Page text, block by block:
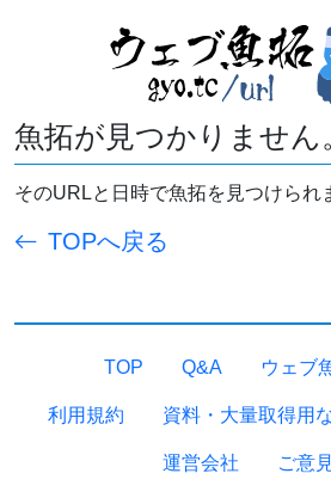
魚拓が見つかりません
そのURLと日時で魚拓を見つけられ
TOPへ戻る
TOP Q&A ウェブ
利用規約 資料・大量取得用
運営会社 ご意